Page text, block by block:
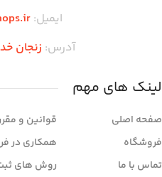
ایمیل:
آدرس: زنجان
لینک های مهم
صفحه اصلی
فروشگاه
تماس با ما
قوانین و
همکاری در
روش های